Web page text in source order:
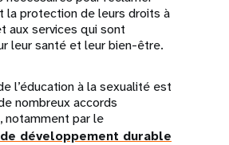
la protection de leurs droits à
aux services qui sont
leur santé et leur bien-être.
l’éducation à la sexualité est
nombreux accords
notamment par le
développement durable